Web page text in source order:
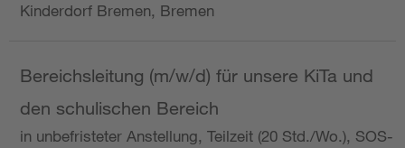
Kinderdorf Bremen, Bremen
Bereichsleitung (m/w/d) für unsere KiTa und
den schulischen Bereich
in unbefristeter Anstellung, Teilzeit (20 Std./Wo.), SOS-